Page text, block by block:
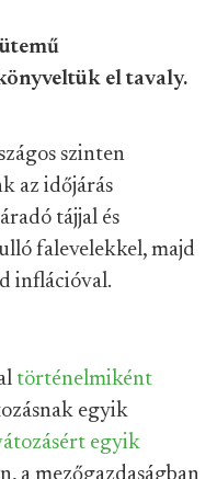
el tavaly.
szinten
az időjárás
tájjal és
falevelekkel, majd
inflációval.
történelmiként
egyik
egyik
a mezőgazdaságban